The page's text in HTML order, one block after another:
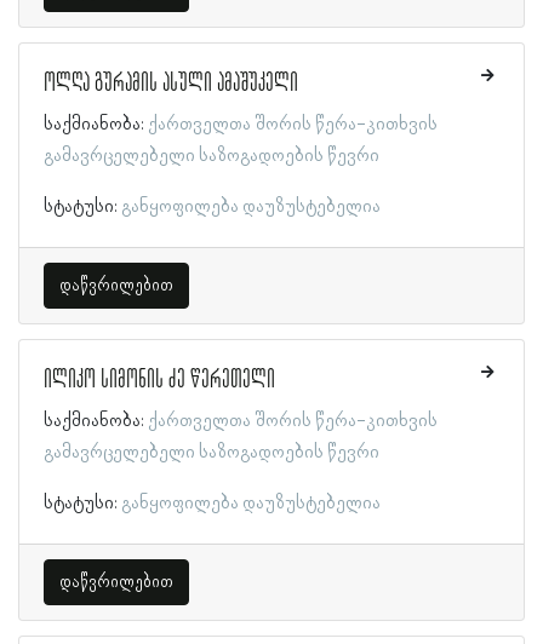
ოლღა გურამის ასული ამაშუკელი
საქმიანობა: ქართველთა შორის წერა-კითხვის
გამავრცელებელი საზოგადოების წევრი
სტატუსი: განყოფილება დაუზუსტებელია
დაწვრილებით
ილიკო სიმონის ძე წერეთელი
საქმიანობა: ქართველთა შორის წერა-კითხვის
გამავრცელებელი საზოგადოების წევრი
სტატუსი: განყოფილება დაუზუსტებელია
დაწვრილებით